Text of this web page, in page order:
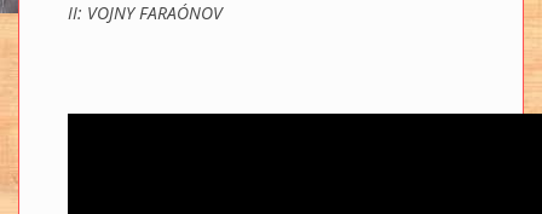
II: VOJNY FARAÓNOV